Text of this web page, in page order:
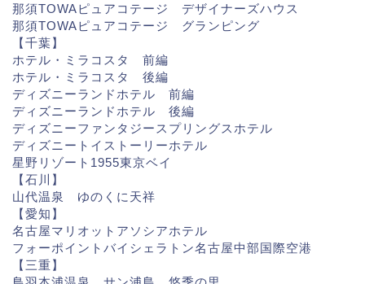
那須TOWAピュアコテージ デザイナーズハウス
那須TOWAピュアコテージ グランピング
【千葉】
ホテル・ミラコスタ 前編
ホテル・ミラコスタ 後編
ディズニーランドホテル 前編
ディズニーランドホテル 後編
ディズニーファンタジースプリングスホテル
ディズニートイストーリーホテル
星野リゾート1955東京ベイ
【石川】
山代温泉 ゆのくに天祥
【愛知】
名古屋マリオットアソシアホテル
フォーポイントバイシェラトン名古屋中部国際空港
【三重】